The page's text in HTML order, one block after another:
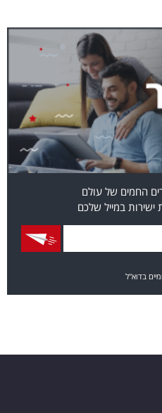
החמים של עולם
במייל שלכם
בדוא"ל